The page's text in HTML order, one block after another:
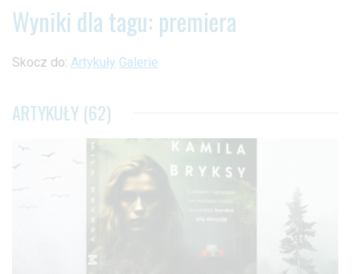
Wyniki dla tagu: premiera
Skocz do: Artykuły Galerie
ARTYKUŁY (62)